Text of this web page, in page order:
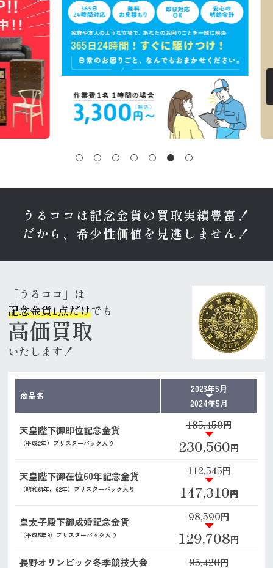
うるココは記念金貨の買取実績豊富！
だから、希少性価値を見逃しません！
「うるココ」は
記念金貨1点だけでも
高価買取
いたします！
商品名
2023年5月
2024年5月
天皇陛下御即位記念金貨
（平成2年）ブリスターパック入り
185,450円
230,560円
天皇陛下御在位60年記念金貨
（昭和61年、62年）ブリスターパック入り
112,545円
147,310円
皇太子殿下御成婚記念金貨
（平成5年9）ブリスターパック入り
98,590円
129,708円
長野オリンピック冬季競技大会
95,420円